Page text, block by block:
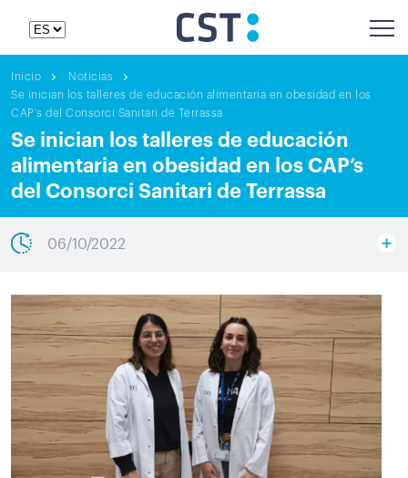
Inicio
Noticias
Se inician los talleres de educación alimentaria en obesidad en los
CAP's del Consorci Sanitari de Terrassa
Se inician los talleres de educación
alimentaria en obesidad en los CAP’s
del Consorci Sanitari de Terrassa
06/10/2022